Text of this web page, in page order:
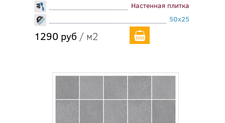
Настенная плитка
50x25
1290 руб / м2